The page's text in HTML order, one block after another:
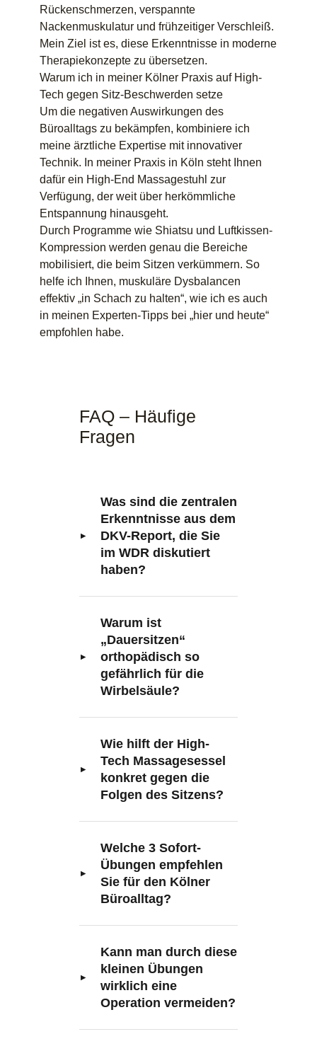
Rückenschmerzen, verspannte
Nackenmuskulatur und frühzeitiger Verschleiß.
Mein Ziel ist es, diese Erkenntnisse in moderne
Therapiekonzepte zu übersetzen.
Warum ich in meiner Kölner Praxis auf High-
Tech gegen Sitz-Beschwerden setze
Um die negativen Auswirkungen des
Büroalltags zu bekämpfen, kombiniere ich
meine ärztliche Expertise mit innovativer
Technik. In meiner Praxis in Köln steht Ihnen
dafür ein High-End Massagestuhl zur
Verfügung, der weit über herkömmliche
Entspannung hinausgeht.
Durch Programme wie Shiatsu und Luftkissen-
Kompression werden genau die Bereiche
mobilisiert, die beim Sitzen verkümmern. So
helfe ich Ihnen, muskuläre Dysbalancen
effektiv „in Schach zu halten“, wie ich es auch
in meinen Experten-Tipps bei „hier und heute“
empfohlen habe.
FAQ – Häufige
Fragen
Was sind die zentralen
Erkenntnisse aus dem
DKV-Report, die Sie
im WDR diskutiert
haben?
Warum ist
„Dauersitzen“
orthopädisch so
gefährlich für die
Wirbelsäule?
Wie hilft der High-
Tech Massagesessel
konkret gegen die
Folgen des Sitzens?
Welche 3 Sofort-
Übungen empfehlen
Sie für den Kölner
Büroalltag?
Kann man durch diese
kleinen Übungen
wirklich eine
Operation vermeiden?